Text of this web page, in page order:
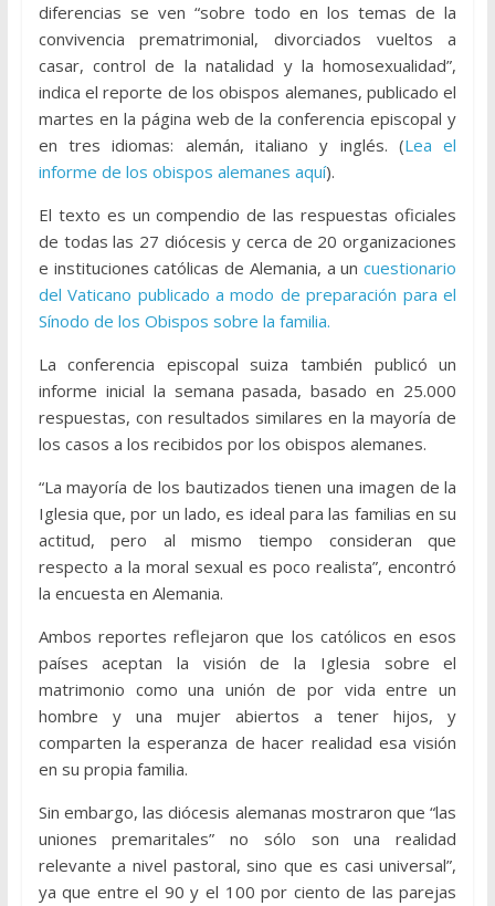
diferencias se ven “sobre todo en los temas de la
convivencia prematrimonial, divorciados vueltos a
casar, control de la natalidad y la homosexualidad”,
indica el reporte de los obispos alemanes, publicado el
martes en la página web de la conferencia episcopal y
en tres idiomas: alemán, italiano y inglés. (Lea el
informe de los obispos alemanes aquí).
El texto es un compendio de las respuestas oficiales
de todas las 27 diócesis y cerca de 20 organizaciones
e instituciones católicas de Alemania, a uncuestionario
del Vaticano publicado a modo de preparación para el
Sínodo de los Obispos sobre la familia.
La conferencia episcopal suiza también publicó un
informe inicial la semana pasada, basado en 25.000
respuestas, con resultados similares en la mayoría de
los casos a los recibidos por los obispos alemanes.
“La mayoría de los bautizados tienen una imagen de la
Iglesia que, por un lado, es ideal para las familias en su
actitud, pero al mismo tiempo consideran que
respecto a la moral sexual es poco realista”, encontró
la encuesta en Alemania.
Ambos reportes reflejaron que los católicos en esos
países aceptan la visión de la Iglesia sobre el
matrimonio como una unión de por vida entre un
hombre y una mujer abiertos a tener hijos, y
comparten la esperanza de hacer realidad esa visión
en su propia familia.
Sin embargo, las diócesis alemanas mostraron que “las
uniones premaritales” no sólo son una realidad
relevante a nivel pastoral, sino que es casi universal”,
ya que entre el 90 y el 100 por ciento de las parejas